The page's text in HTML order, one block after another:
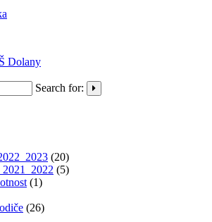
Dolany
Search for:
(20)
(5)
(1)
(26)